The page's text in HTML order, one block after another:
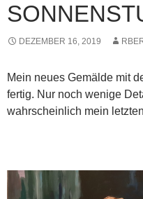
DEZEMBER 16, 2019
Mein neues Gemälde mit
fertig. Nur noch wenige
wahrscheinlich mein